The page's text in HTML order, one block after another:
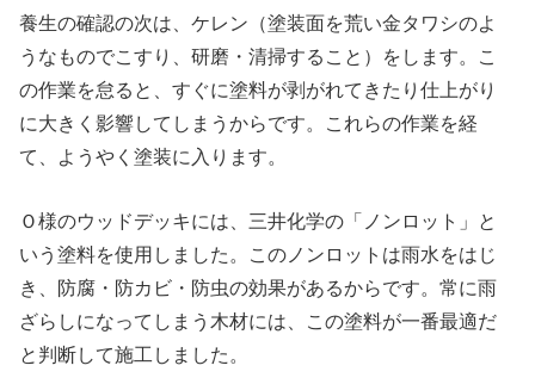
養生の確認の次は、ケレン（塗装面を荒い金タワシのよ
うなものでこすり、研磨・清掃すること）をします。こ
の作業を怠ると、すぐに塗料が剥がれてきたり仕上がり
に大きく影響してしまうからです。これらの作業を経
て、ようやく塗装に入ります。
Ｏ様のウッドデッキには、三井化学の「ノンロット」と
いう塗料を使用しました。このノンロットは雨水をはじ
き、防腐・防カビ・防虫の効果があるからです。常に雨
ざらしになってしまう木材には、この塗料が一番最適だ
と判断して施工しました。